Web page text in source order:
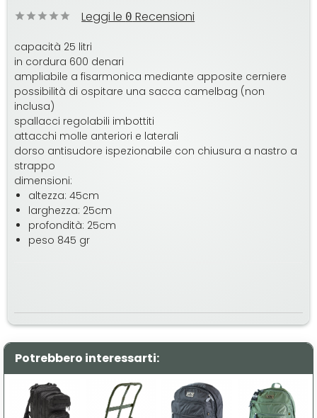
Leggi le 0 Recensioni
capacità 25 litri
in cordura 600 denari
ampliabile a fisarmonica mediante apposite cerniere
possibilità di ospitare una sacca camelbag (non
inclusa)
spallacci regolabili imbottiti
attacchi molle anteriori e laterali
dorso antisudore ispezionabile con chiusura a nastro a
strappo
dimensioni:
altezza: 45cm
larghezza: 25cm
profondità: 25cm
peso 845 gr
Potrebbero interessarti: